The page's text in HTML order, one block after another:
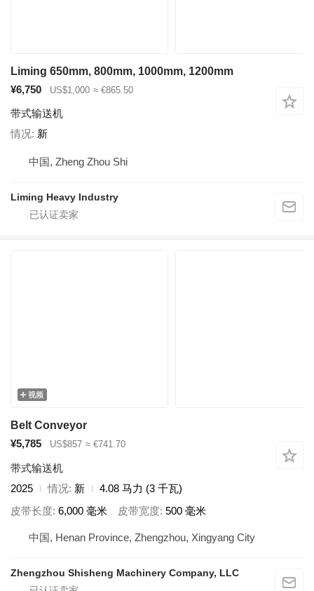
Liming 650mm, 800mm, 1000mm, 1200mm
¥6,750
US$1,000 ≈ €865.50
带式输送机
情况 新
中国, Zheng Zhou Shi
Liming Heavy Industry
视频
Belt Conveyor
¥5,785
US$857 ≈ €741.70
带式输送机
2025
情况 新
4.08 马力 (3 千瓦)
皮带长度 6,000 毫米 皮带宽度 500 毫米
中国, Henan Province, Zhengzhou, Xingyang City
Zhengzhou Shisheng Machinery Company, LLC